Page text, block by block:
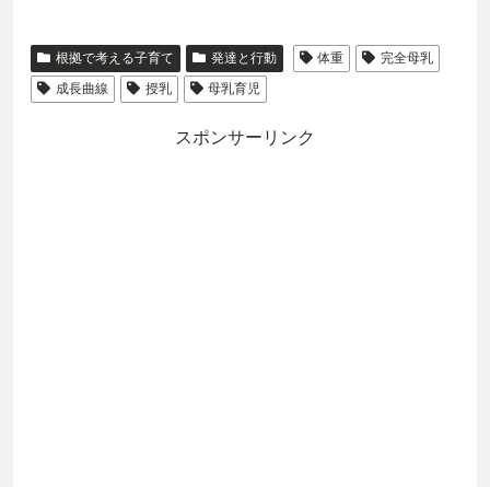
根拠で考える子育て 発達と行動 体重
完全母乳
成長曲線
授乳 母乳育児
スポンサーリンク